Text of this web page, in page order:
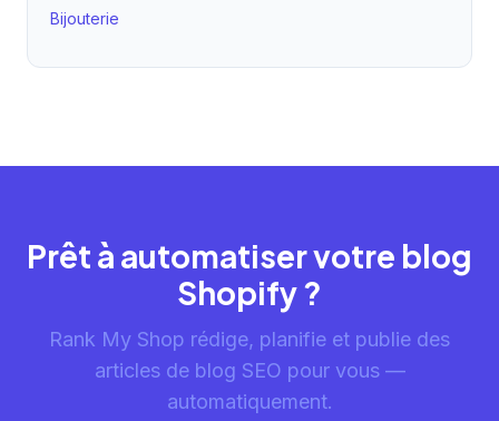
Bijouterie
Prêt à automatiser votre blog
Shopify ?
Rank My Shop rédige, planifie et publie des
articles de blog SEO pour vous —
automatiquement.